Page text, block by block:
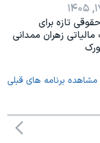
تازه برای
زهران ممدانی
مشاهده برنامه های قبلی